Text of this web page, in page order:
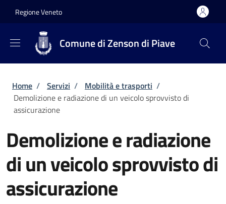
Regione Veneto
Comune di Zenson di Piave
Briciole di pane
Home / Servizi / Mobilità e trasporti /
Demolizione e radiazione di un veicolo sprovvisto di
assicurazione
Demolizione e radiazione
di un veicolo sprovvisto di
assicurazione